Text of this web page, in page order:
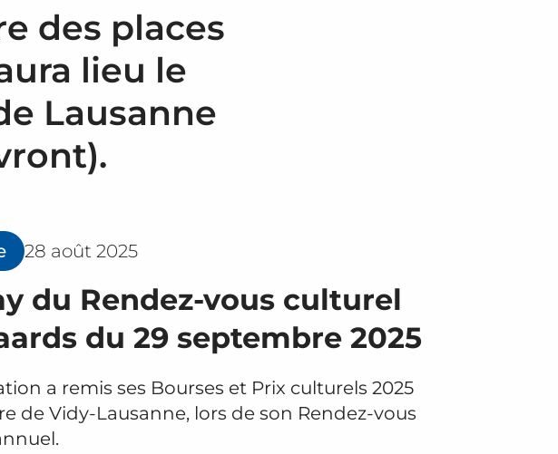
des places
lieu le
Lausanne
28 août 2025
du Rendez-vous culturel
du 29 septembre 2025
a remis ses Bourses et Prix culturels 2025
de Vidy-Lausanne, lors de son Rendez-vous